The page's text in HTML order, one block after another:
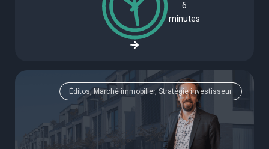
6
minutes
Éditos, Marché immobilier, Stratégie investisseur